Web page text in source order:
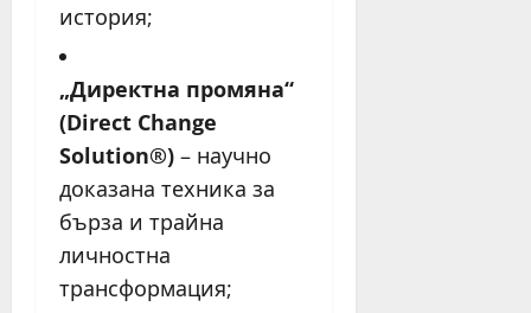
история;
„Директна промяна“
(Direct Change
Solution®) – научно
доказана техника за
бърза и трайна
личностна
трансформация;